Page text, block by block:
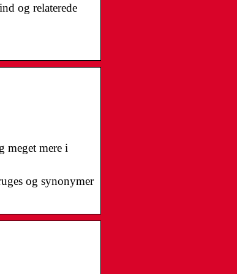
og relaterede
meget mere i
og synonymer